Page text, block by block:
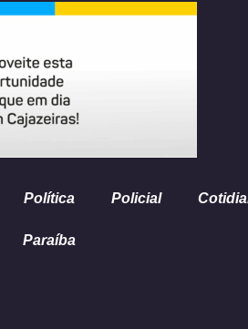
Política Policial
Paraíba